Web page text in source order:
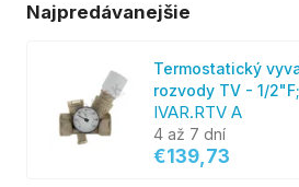
Najpredávanejšie
Termostatický
rozvody TV - 1/
IVAR.RTV A
4 až 7 dní
€139,73